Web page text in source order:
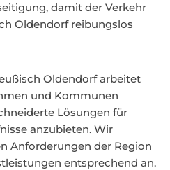
damit der Verkehr
Oldendorf reibungslos
Oldendorf arbeitet
und Kommunen
Lösungen für
anzubieten. Wir
Anforderungen der Region
entsprechend an.